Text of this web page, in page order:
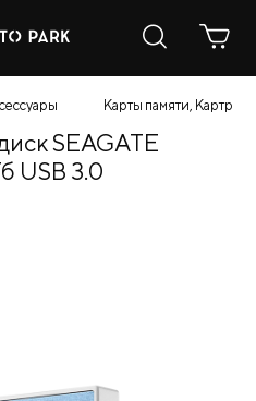
Карты памяти,
SEAGATE
USB 3.0